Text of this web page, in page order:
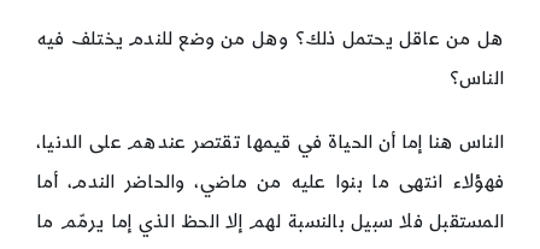
هل من عاقل يحتمل ذلك؟ وهل من وضع للندم يختلف فيه
الناس؟
الناس هنا إما أن الحياة في قيمها تقتصر عندهم على الدنيا،
فهؤلاء انتهى ما بنوا عليه من ماضي، والحاضر الندم، أما
المستقبل فلا سبيل بالنسبة لهم إلا الحظ الذي إما يرمّم ما